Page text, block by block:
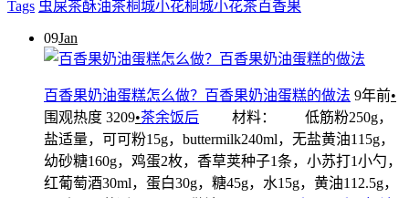
Tags 虫屎茶酥油茶桐城小花桐城小花茶百香果
09Jan
百香果奶油蛋糕怎么做？百香果奶油蛋糕的做法 9年前•
围观热度 3209•茶余饭后
材料： 低筋粉250g，
盐适量，可可粉15g，buttermilk240ml，无盐黄油115g，
幼砂糖160g，鸡蛋2枚，香草荚种子1条，小苏打1小勺，
红葡萄酒30ml，蛋白30g，糖45g，水15g，黄油112.5g，